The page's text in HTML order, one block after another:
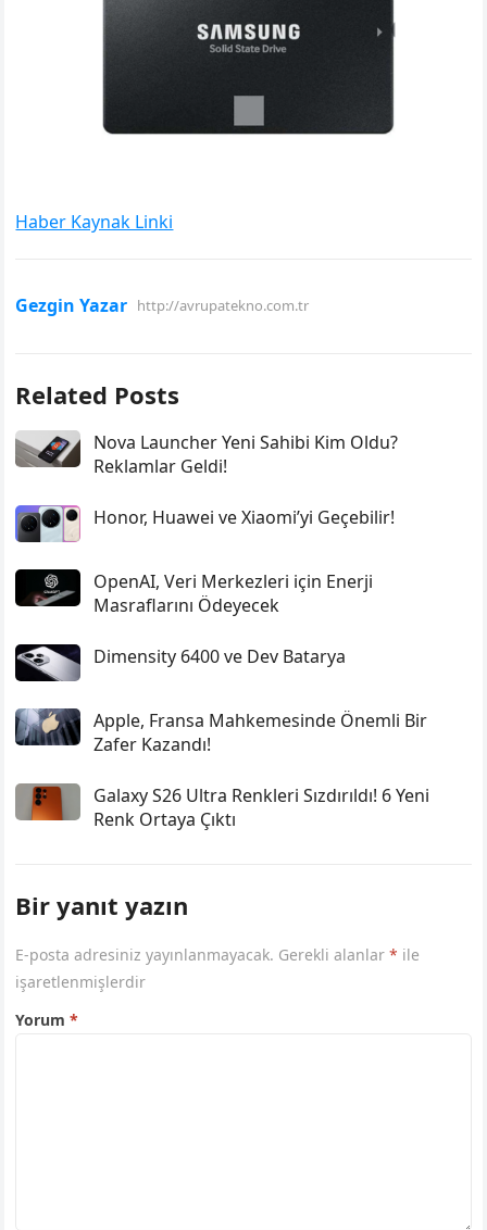
Haber Kaynak Linki
Gezgin Yazar http://avrupatekno.com.tr
Related Posts
Nova Launcher Yeni Sahibi Kim Oldu?
Reklamlar Geldi!
Honor, Huawei ve Xiaomi’yi Geçebilir!
OpenAI, Veri Merkezleri için Enerji
Masraflarını Ödeyecek
Dimensity 6400 ve Dev Batarya
Apple, Fransa Mahkemesinde Önemli Bir
Zafer Kazandı!
Galaxy S26 Ultra Renkleri Sızdırıldı! 6 Yeni
Renk Ortaya Çıktı
Bir yanıt yazın
E-posta adresiniz yayınlanmayacak. Gerekli alanlar* ile
işaretlenmişlerdir
Yorum*